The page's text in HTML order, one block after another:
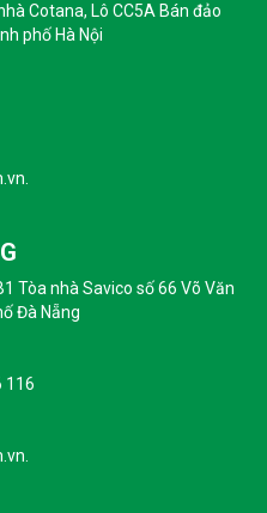
Cotana, Lô CC5A Bán đảo
phố Hà Nội
Tòa nhà Savico số 66 Võ Văn
Đà Nẵng
116